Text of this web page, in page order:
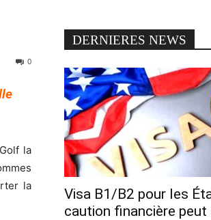
0
la
la
DERNIERES NEWS
Visa B1/B2 pour les
caution financière peut